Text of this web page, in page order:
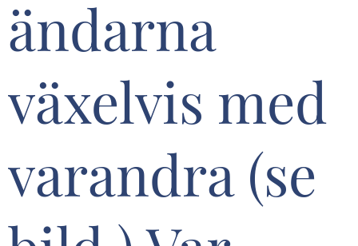
ändarna
växelvis med
varandra (se